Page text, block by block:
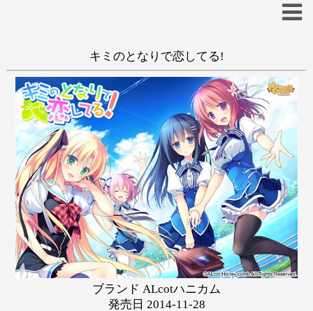
あ い う え お
か き く け こ
さ し す せ そ
た ち つ て と
な に ぬ ね の
は ひ ふ へ ほ
み む め
キミのとなりで恋してる!
ブランド ALcotハニカム
発売日 2014-11-28
一般 和姦
学生 もとみやみつき